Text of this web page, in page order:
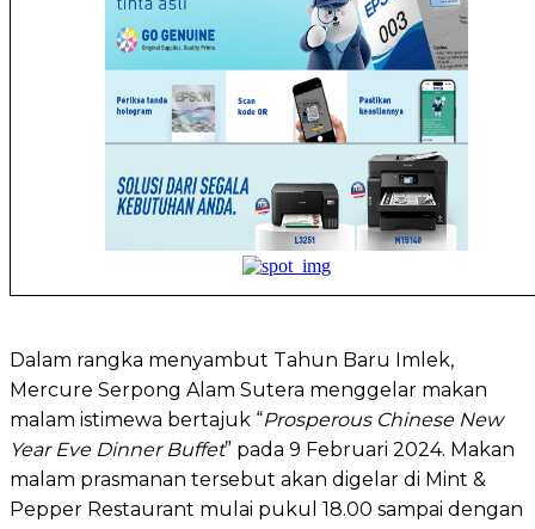
Dalam rangka menyambut Tahun Baru Imlek,
Mercure Serpong Alam Sutera menggelar makan
malam istimewa bertajuk “Prosperous Chinese New
Year Eve Dinner Buffet” pada 9 Februari 2024. Makan
malam prasmanan tersebut akan digelar di Mint &
Pepper Restaurant mulai pukul 18.00 sampai dengan